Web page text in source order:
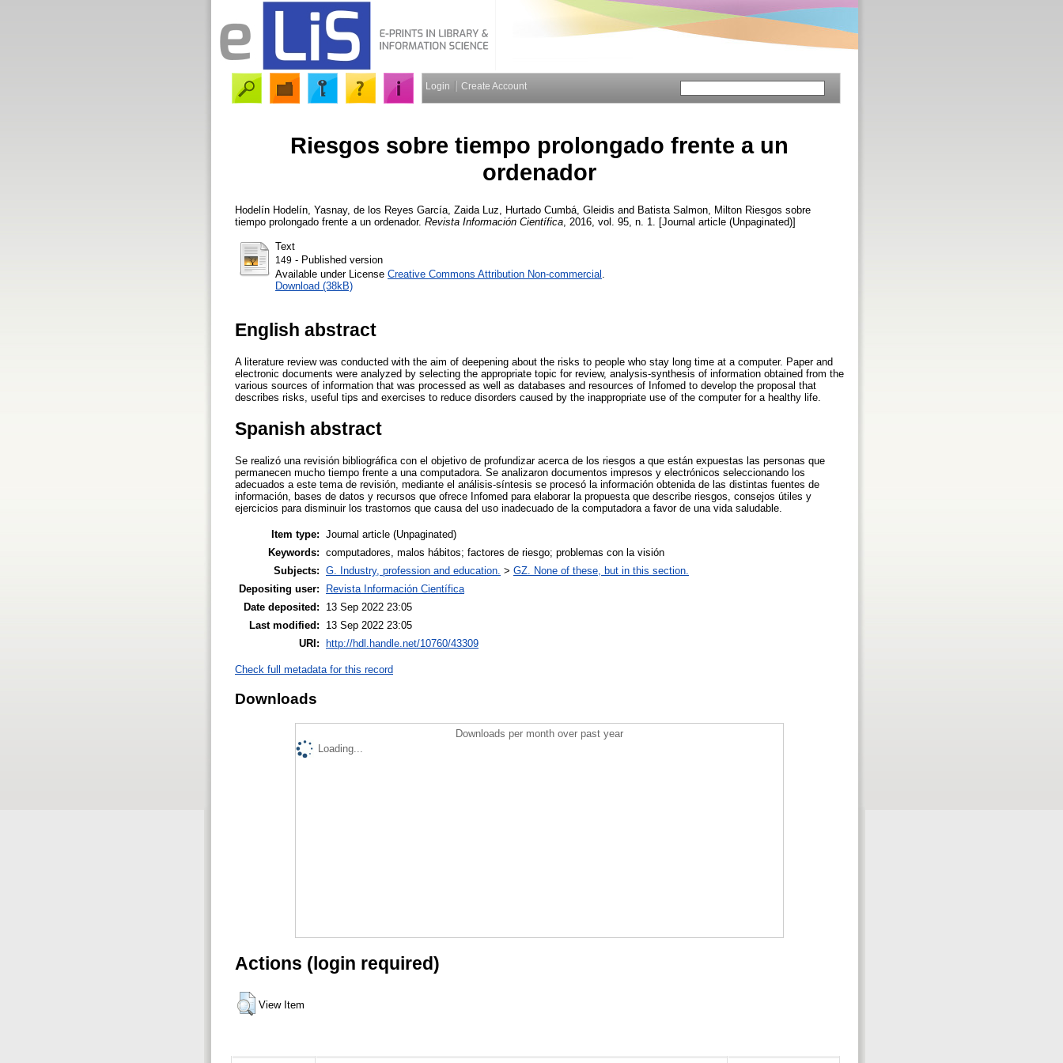
Login Create Account
Riesgos sobre tiempo prolongado frente a un
ordenador
Hodelín Hodelín, Yasnay, de los Reyes García, Zaida Luz Hurtado Cumbá, Gleidis and Batista Salmon, Milton Riesgos sobre
tiempo prolongado frente a un ordenador. Revista Información Científica , 2016, vol. 95, n. 1. [Journal article (Unpaginated)]
Text
149 - Published version
Available under License Creative Commons Attribution Non-commercial
Download (38kB)
English abstract
A literature review was conducted with the aim of deepening about the risks to people who stay long time at a computer. Paper and
electronic documents were analyzed by selecting the appropriate topic for review, analysis-synthesis of information obtained from the
various sources of information that was processed as well as databases and resources of Infomed to develop the proposal that
describes risks, useful tips and exercises to reduce disorders caused by the inappropriate use of the computer for a healthy life.
Spanish abstract
Se realizó una revisión bibliográfica con el objetivo de profundizar acerca de los riesgos a que están expuestas las personas que
permanecen mucho tiempo frente a una computadora. Se analizaron documentos impresos y electrónicos seleccionando los
adecuados a este tema de revisión, mediante el análisis-síntesis se procesó la información obtenida de las distintas fuentes de
información, bases de datos y recursos que ofrece Infomed para elaborar la propuesta que describe riesgos, consejos útiles y
ejercicios para disminuir los trastornos que causa del uso inadecuado de la computadora a favor de una vida saludable.
Item type: Journal article (Unpaginated)
Keywords: computadores, malos hábitos; factores de riesgo; problemas con la visión
Subjects: G. Industry, profession and education. > GZ. None of these, but in this section.
Depositing user:
Revista Información Científica
Date deposited:
13 Sep 2022 23:05
Last modified:
13 Sep 2022 23:05
URI:
http://hdl.handle.net/10760/43309
Check full metadata for this record
Downloads
Downloads per month over past year
Loading...
Actions (login required)
View Item